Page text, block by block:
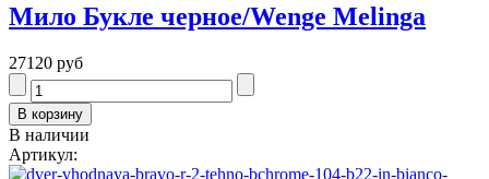
Мило Букле черное/Wenge Melinga
27120 руб
В наличии
Артикул: